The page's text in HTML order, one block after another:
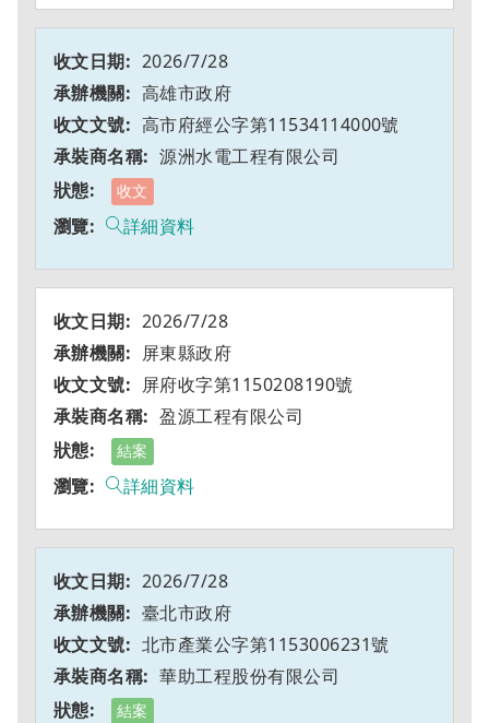
2026/7/28
高雄市政府
高市府經公字第11534114000號
源洲水電工程有限公司
收文
詳細資料
2026/7/28
屏東縣政府
屏府收字第1150208190號
盈源工程有限公司
結案
詳細資料
2026/7/28
臺北市政府
北市產業公字第1153006231號
華助工程股份有限公司
結案